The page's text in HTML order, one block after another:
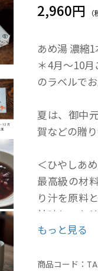
2,960円
あめ湯 濃縮1
＊4月〜10
のラベルでお
夏は、御中
賀などの贈
＜ひやしあ
最高級の材
り汁を原料
甘味と、キ
い。保存料
もっと見る
商品コード：